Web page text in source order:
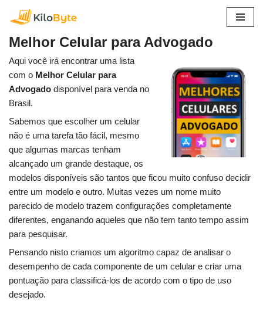
para
o
conteúdo
Melhor Celular para Advogado
Aqui você irá encontrar uma lista
com o Melhor Celular para
Advogado disponível para venda no
Brasil.
Sabemos que escolher um celular
não é uma tarefa tão fácil, mesmo
que algumas marcas tenham
alcançado um grande destaque, os
modelos disponíveis são tantos que ficou muito confuso decidir
entre um modelo e outro. Muitas vezes um nome muito
parecido de modelo trazem configurações completamente
diferentes, enganando aqueles que não tem tanto tempo assim
para pesquisar.
Pensando nisto criamos um algoritmo capaz de analisar o
desempenho de cada componente de um celular e criar uma
pontuação para classificá-los de acordo com o tipo de uso
desejado.